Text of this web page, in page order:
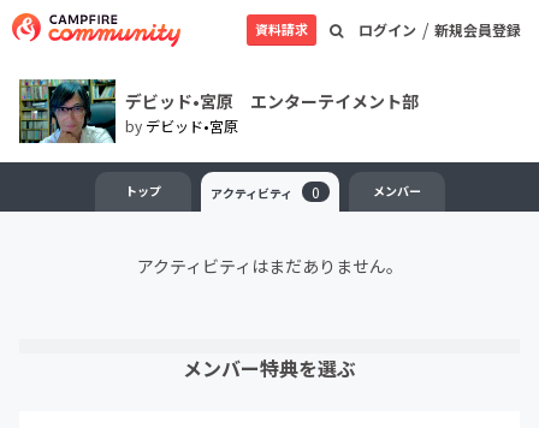
ログイン / 新規会員登録
資料請求
デビッド•宮原 エンターテイメント部
by デビッド•宮原
トップ アクティビティ 0 メンバー
アクティビティはまだありません。
メンバー特典を選ぶ